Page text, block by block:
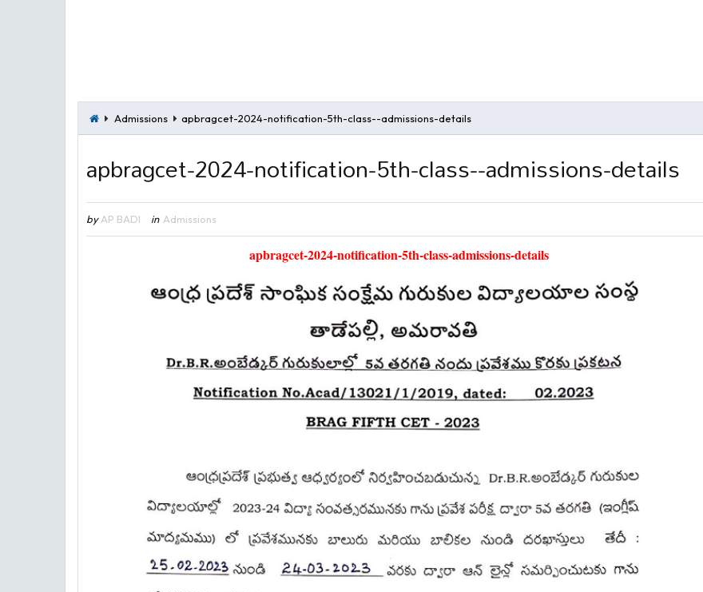
Admissions apbragcet-2024-notification-5th-class--admissions-details
apbragcet-2024-notification-5th-class--admissions-details
by AP BADI in Admissions
apbragcet-2024-notification-5th-class-admissions-details